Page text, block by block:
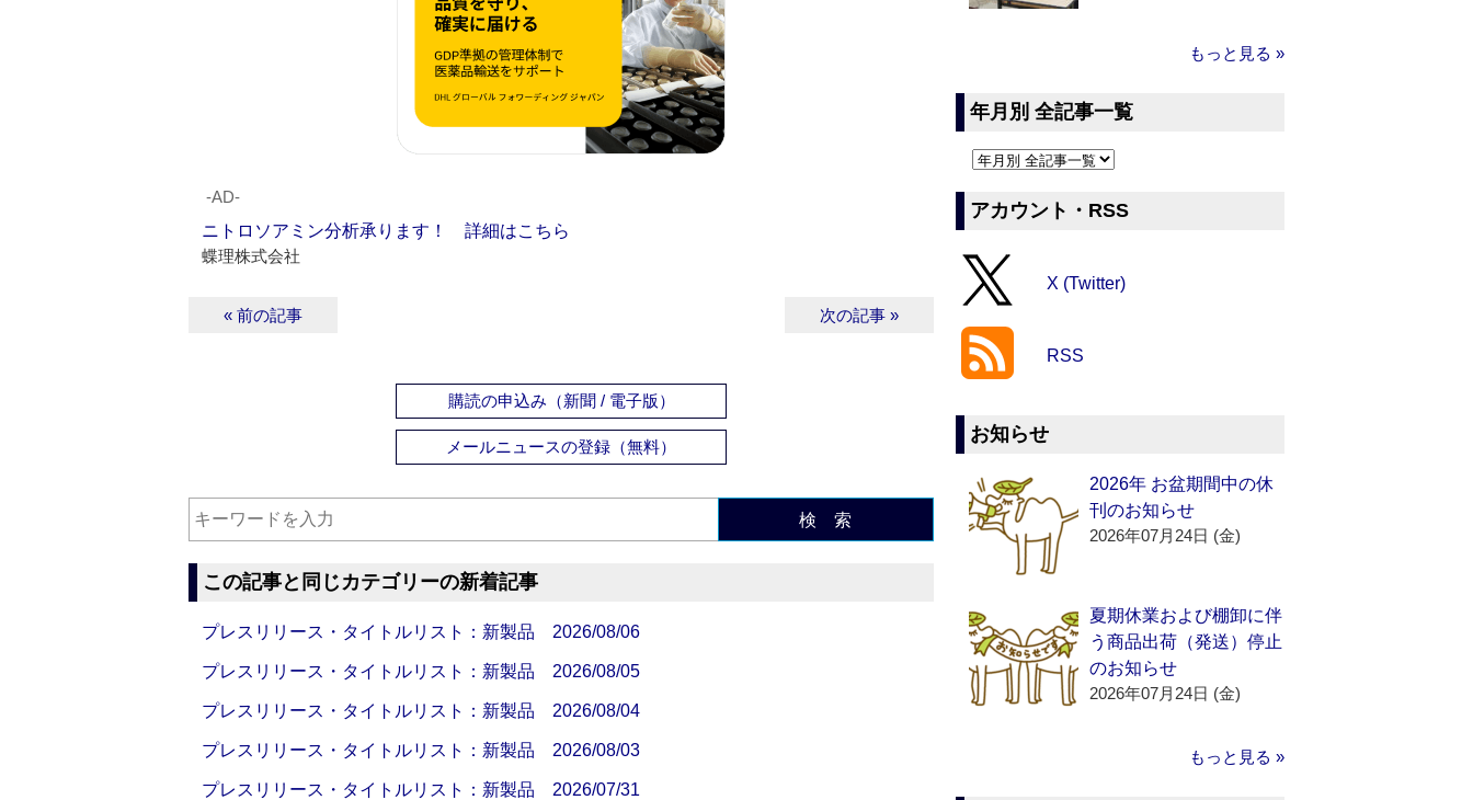
‐AD‐
ニトロソアミン分析承ります！ 詳細はこちら
蝶理株式会社
« 前の記事 次の記事 »
購読の申込み（新聞 / 電子版）
メールニュースの登録（無料）
検 索
この記事と同じカテゴリーの新着記事
プレスリリース・タイトルリスト：新製品 2026/08/06
プレスリリース・タイトルリスト：新製品 2026/08/05
プレスリリース・タイトルリスト：新製品 2026/08/04
プレスリリース・タイトルリスト：新製品 2026/08/03
プレスリリース・タイトルリスト：新製品 2026/07/31
もっと見る »
年月別 全記事一覧
アカウント・RSS
X (Twitter)
RSS
お知らせ
2026年 お盆期間中の休
刊のお知らせ
2026年07月24日 (金)
夏期休業および棚卸に伴
う商品出荷（発送）停止
のお知らせ
2026年07月24日 (金)
もっと見る »